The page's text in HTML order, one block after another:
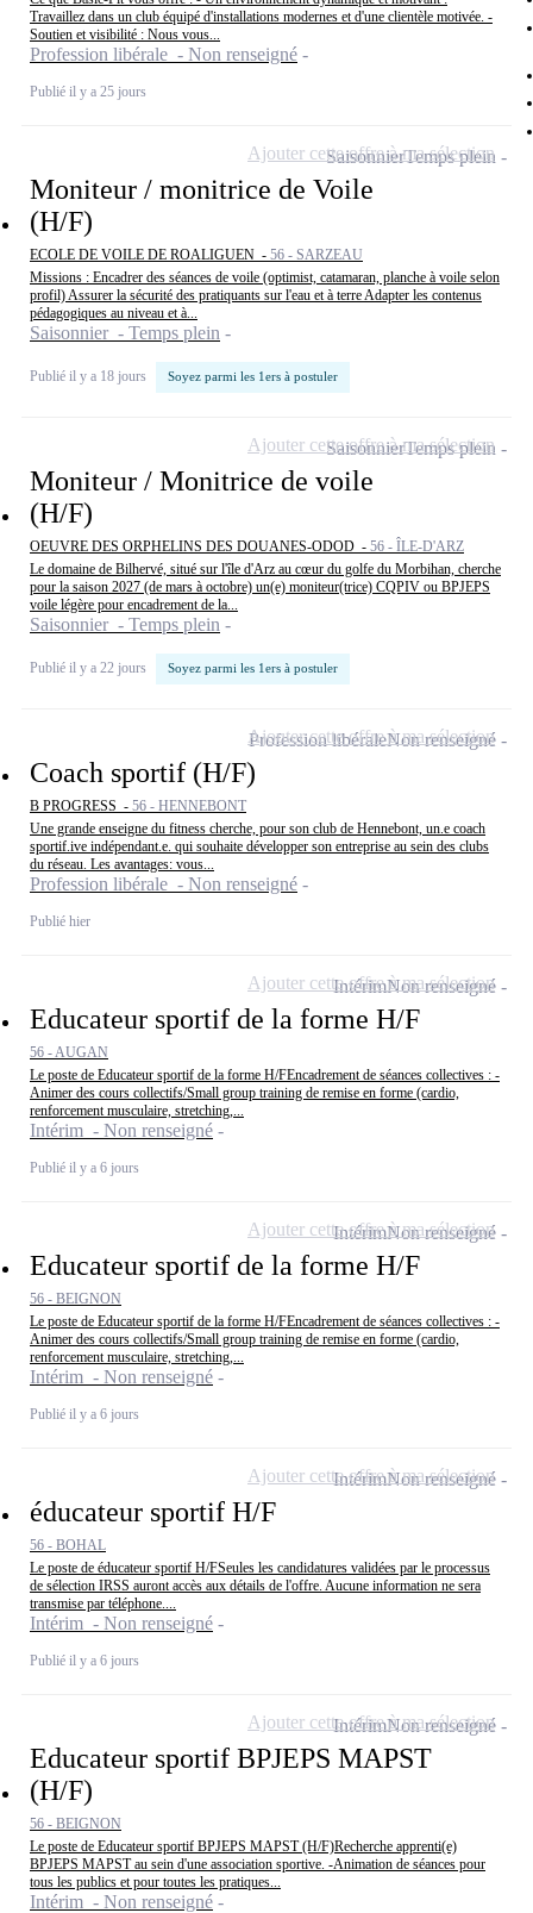
Travaillez dans un club équipé d'installations modernes et d'une clientèle motivée. -
Soutien et visibilité : Nous vous...
Profession libérale - Non renseigné
Publié il y a 25 jours
Moniteur / monitrice de Voile
(H/F)
ECOLE DE VOILE DE ROALIGUEN - 56 - SARZEAU
Missions : Encadrer des séances de voile (optimist, catamaran, planche à voile selon
profil) Assurer la sécurité des pratiquants sur l'eau et à terre Adapter les contenus
pédagogiques au niveau et à...
Saisonnier - Temps plein
Publié il y a 18 jours Soyez parmi les 1ers à postuler
SaisonnierTemps plein
Ajouter cette offre à ma sélection
Moniteur / Monitrice de voile
(H/F)
OEUVRE DES ORPHELINS DES DOUANES-ODOD - 56 - ÎLE-D'ARZ
Le domaine de Bilhervé, situé sur l'île d'Arz au cœur du golfe du Morbihan, cherche
pour la saison 2027 (de mars à octobre) un(e) moniteur(trice) CQPIV ou BPJEPS
voile légère pour encadrement de la...
Saisonnier - Temps plein
Publié il y a 22 jours Soyez parmi les 1ers à postuler
SaisonnierTemps plein
Ajouter cette offre à ma sélection
Coach sportif (H/F)
B PROGRESS - 56 - HENNEBONT
Une grande enseigne du fitness cherche, pour son club de Hennebont, un.e coach
sportif.ive indépendant.e. qui souhaite développer son entreprise au sein des clubs
du réseau. Les avantages: vous...
Profession libérale - Non renseigné
Publié hier
Profession libéraleNon renseigné
Ajouter cette offre à ma sélection
Educateur sportif de la forme H/F
56 - AUGAN
Le poste de Educateur sportif de la forme H/FEncadrement de séances collectives : -
Animer des cours collectifs/Small group training de remise en forme (cardio,
renforcement musculaire, stretching,...
Intérim - Non renseigné
Publié il y a 6 jours
IntérimNon renseigné
Ajouter cette offre à ma sélection
Educateur sportif de la forme H/F
56 - BEIGNON
Le poste de Educateur sportif de la forme H/FEncadrement de séances collectives : -
Animer des cours collectifs/Small group training de remise en forme (cardio,
renforcement musculaire, stretching,...
Intérim - Non renseigné
Publié il y a 6 jours
IntérimNon renseigné
Ajouter cette offre à ma sélection
éducateur sportif H/F
56 - BOHAL
Le poste de éducateur sportif H/FSeules les candidatures validées par le processus
de sélection IRSS auront accès aux détails de l'offre. Aucune information ne sera
transmise par téléphone....
Intérim - Non renseigné
Publié il y a 6 jours
IntérimNon renseigné
Ajouter cette offre à ma sélection
Educateur sportif BPJEPS MAPST
(H/F)
56 - BEIGNON
Le poste de Educateur sportif BPJEPS MAPST (H/F)Recherche apprenti(e)
BPJEPS MAPST au sein d'une association sportive. -Animation de séances pour
tous les publics et pour toutes les pratiques...
Intérim - Non renseigné
IntérimNon renseigné
Ajouter cette offre à ma sélection